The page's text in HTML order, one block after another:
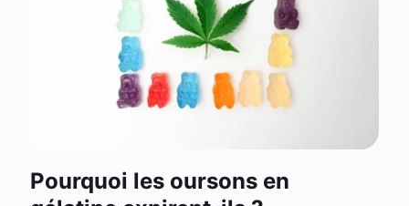
Pourquoi les oursons en